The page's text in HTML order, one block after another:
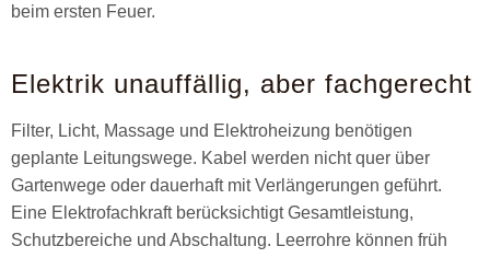
beim ersten Feuer.
Elektrik unauffällig, aber fachgerecht
Filter, Licht, Massage und Elektroheizung benötigen
geplante Leitungswege. Kabel werden nicht quer über
Gartenwege oder dauerhaft mit Verlängerungen geführt.
Eine Elektrofachkraft berücksichtigt Gesamtleistung,
Schutzbereiche und Abschaltung. Leerrohre können früh